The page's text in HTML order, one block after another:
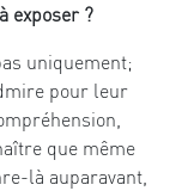
exposer ?
uniquement;
pour leur
que même
là auparavant,